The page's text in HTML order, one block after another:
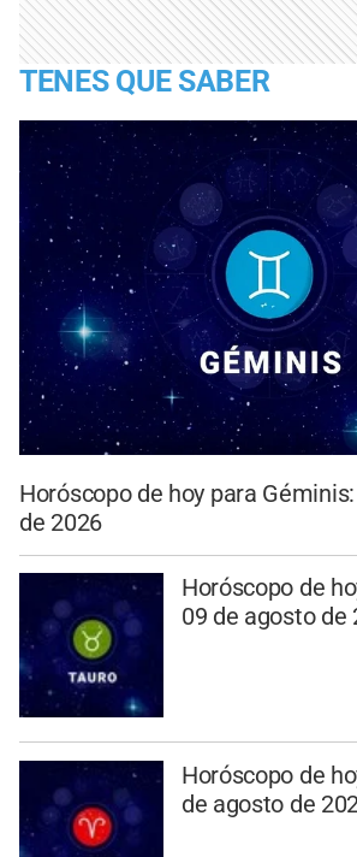
TENES QUE SABER
Horóscopo de hoy para
de 2026
Horóscopo de
09 de agosto de
Horóscopo de
de agosto de